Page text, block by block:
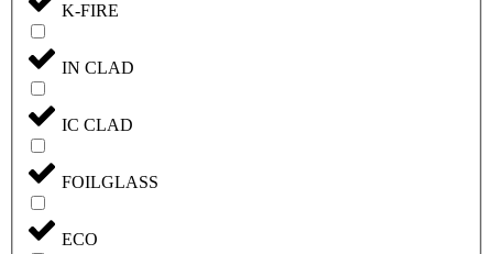
K-FIRE
IN CLAD
IC CLAD
FOILGLASS
ECO